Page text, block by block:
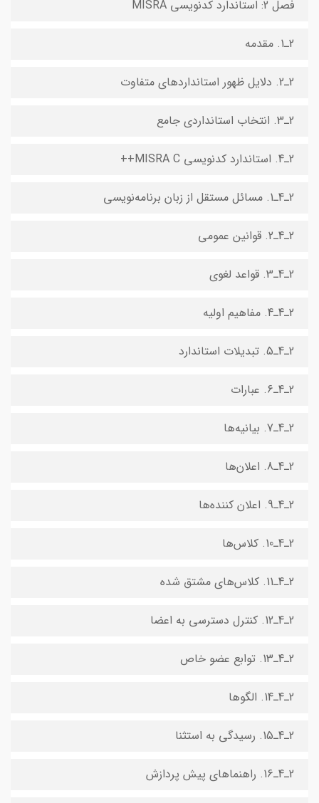
فصل 2: استاندارد کدنویسی MISRA
2ـ1. مقدمه‌
2ـ2. دلایل ظهور استانداردهای متفاوت
2ـ3. انتخاب استانداردی جامع
2ـ4. استاندارد کدنویسی MISRA C++
2ـ4ـ1. مسائل مستقل از زبان برنامه‌نویسی
2ـ4ـ2. قوانین عمومی
2ـ4ـ3. قواعد لغوی
2ـ4ـ4. مفاهیم اولیه
2ـ4ـ5. تبدیلات استاندارد
2ـ4ـ6. عبارات
2ـ4ـ7. بیانیه‌ها
2ـ4ـ8. اعلان‌ها
2ـ4ـ9. اعلان‌ کننده‌ها
2ـ4ـ10. کلاس‌ها
2ـ4ـ11. کلاس‌های مشتق شده
2ـ4ـ12. کنترل دسترسی به اعضا
2ـ4ـ13. توابع عضو خاص
2ـ4ـ14. الگوها
2ـ4ـ15. رسیدگی به استثنا
2ـ4ـ16. راهنماهای پیش پردازش